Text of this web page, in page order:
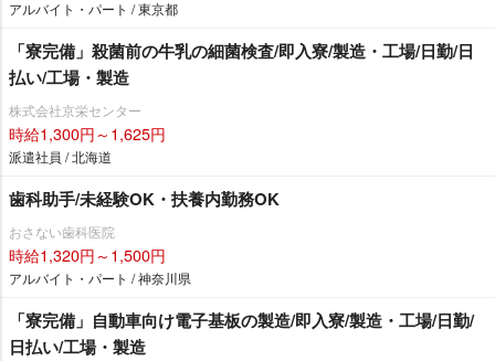
アルバイト・パート / 東京都
「寮完備」殺菌前の牛乳の細菌検査/即入寮/製造・工場/日勤/日
払い/工場・製造
株式会社京栄センター
時給1,300円～1,625円
派遣社員 / 北海道
歯科助手/未経験OK・扶養内勤務OK
おさない歯科医院
時給1,320円～1,500円
アルバイト・パート / 神奈川県
「寮完備」自動車向け電子基板の製造/即入寮/製造・工場/日勤/
日払い/工場・製造